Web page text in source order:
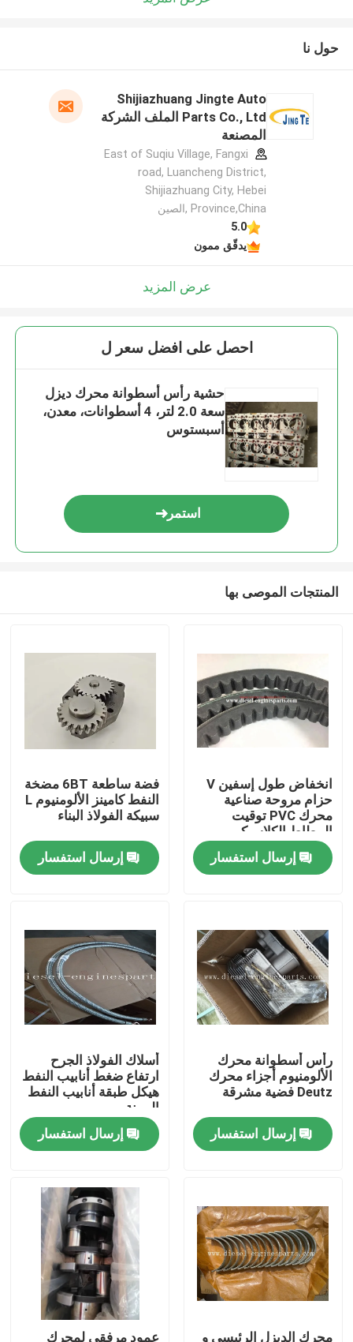
المنتجات
أشرطة فيديو
حول بنا
جولة في المعمل
اتصل بنا
طلب اقتباس
أجزاء محرك الديزل
حول نا
Shijiazhuang Jingte Auto
Parts Co., Ltd الملف الشركة
المصنعة
East of Suqiu Village, Fangxi
road, Luancheng District,
Shijiazhuang City, Hebei
Province,China ,الصين
5.0
يدقّق ممون
عرض المزيد
احصل على افضل سعر ل
حشية رأس أسطوانة محرك ديزل
سعة 2.0 لتر، 4 أسطوانات، معدن،
أسبستوس
استمر
المنتجات الموصى بها
انخفاض طول إسفين V
حزام مروحة صناعية
محرك PVC توقيت
المطاط الكلاسيكي
إرسال استفسار
فضة ساطعة 6BT مضخة
النفط كامينز الألومنيوم L
سبيكة الفولاذ البناء
إرسال استفسار
رأس أسطوانة محرك
الألومنيوم أجزاء محرك
Deutz فضية مشرقة
إرسال استفسار
أسلاك الفولاذ الجرح
ارتفاع ضغط أنابيب النفط
هيكل طبقة أنابيب النفط
المرنة
إرسال استفسار
محرك الديزل الرئيسي و عمود مرفقي لمحرك